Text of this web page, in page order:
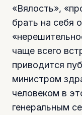
«Вялость»,
брать на себя
чаще всего
приводится
министром
человеком в
генеральным